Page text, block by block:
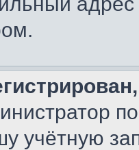
учётную